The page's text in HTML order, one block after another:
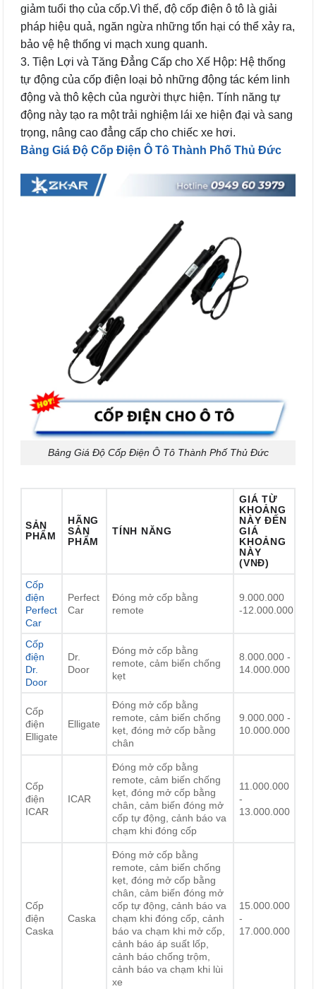
giảm tuổi thọ của cốp.Vì thế, độ cốp điện ô tô là giải
pháp hiệu quả, ngăn ngừa những tổn hại có thể xảy ra,
bảo vệ hệ thống vi mạch xung quanh.
3. Tiện Lợi và Tăng Đẳng Cấp cho Xế Hộp: Hệ thống
tự động của cốp điện loại bỏ những động tác kém linh
động và thô kệch của người thực hiện. Tính năng tự
động này tạo ra một trải nghiệm lái xe hiện đại và sang
trọng, nâng cao đẳng cấp cho chiếc xe hơi.
Bảng Giá Độ Cốp Điện Ô Tô Thành Phố Thủ Đức
Bảng Giá Độ Cốp Điện Ô Tô Thành Phố Thủ Đức
SẢN
PHẨM
HÃNG
SẢN
PHẨM
TÍNH NĂNG
GIÁ TỪ
KHOẢNG
NÀY ĐẾN
GIÁ
KHOẢNG
NÀY
(VNĐ)
Cốp
điện
Perfect
Car
Perfect
Car
Đóng mở cốp bằng
remote
9.000.000
-12.000.000
Cốp
điện
Dr.
Door
Dr.
Door
Đóng mở cốp bằng
remote, cảm biến chống
kẹt
8.000.000 -
14.000.000
Cốp
điện
Elligate
Elligate
Đóng mở cốp bằng
remote, cảm biến chống
kẹt, đóng mở cốp bằng
chân
9.000.000 -
10.000.000
Cốp
điện
ICAR
ICAR
Đóng mở cốp bằng
remote, cảm biến chống
kẹt, đóng mở cốp bằng
chân, cảm biến đóng mở
cốp tự động, cảnh báo va
chạm khi đóng cốp
11.000.000
-
13.000.000
Cốp
điện
Caska
Caska
Đóng mở cốp bằng
remote, cảm biến chống
kẹt, đóng mở cốp bằng
chân, cảm biến đóng mở
cốp tự động, cảnh báo va
chạm khi đóng cốp, cảnh
báo va chạm khi mở cốp,
cảnh báo áp suất lốp,
cảnh báo chống trộm,
cảnh báo va chạm khi lùi
xe
15.000.000
-
17.000.000